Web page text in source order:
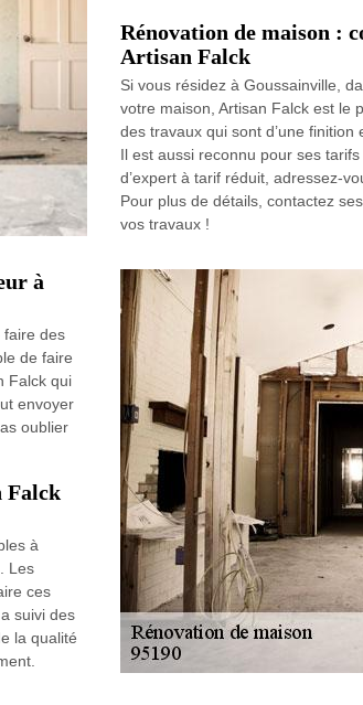
Rénovation de maison :
Artisan Falck
Si vous résidez à Goussainville,
votre maison, Artisan Falck est le
des travaux qui sont d’une
Il est aussi reconnu pour ses
d’expert à tarif réduit, adressez-
Pour plus de détails, contactez
vos travaux !
à
faire des
de faire
Falck qui
envoyer
oublier
Falck
à
Les
ces
suivi des
la qualité